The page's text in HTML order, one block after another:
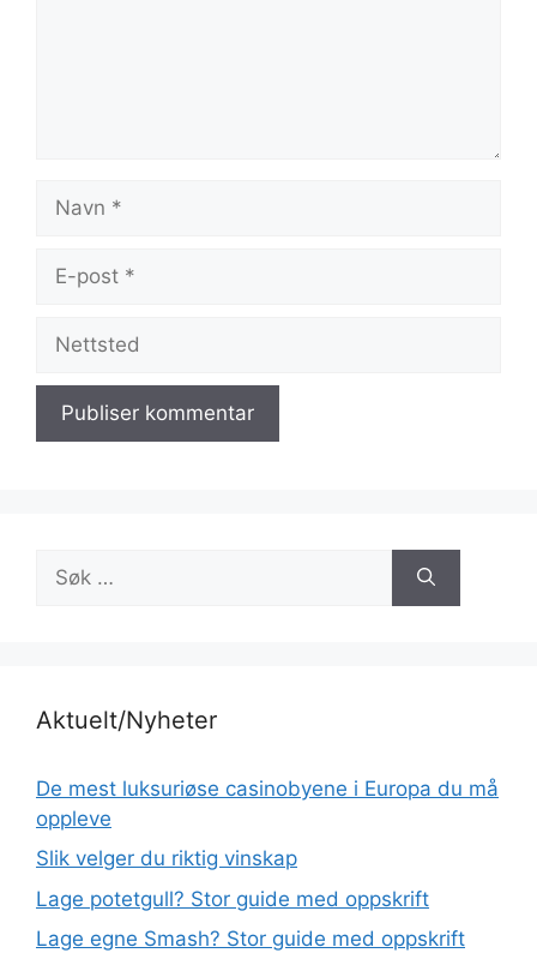
post
etter:
Aktuelt/Nyheter
De mest luksuriøse casinobyene i Europa du må
oppleve
Slik velger du riktig vinskap
Lage potetgull? Stor guide med oppskrift
Lage egne Smash? Stor guide med oppskrift